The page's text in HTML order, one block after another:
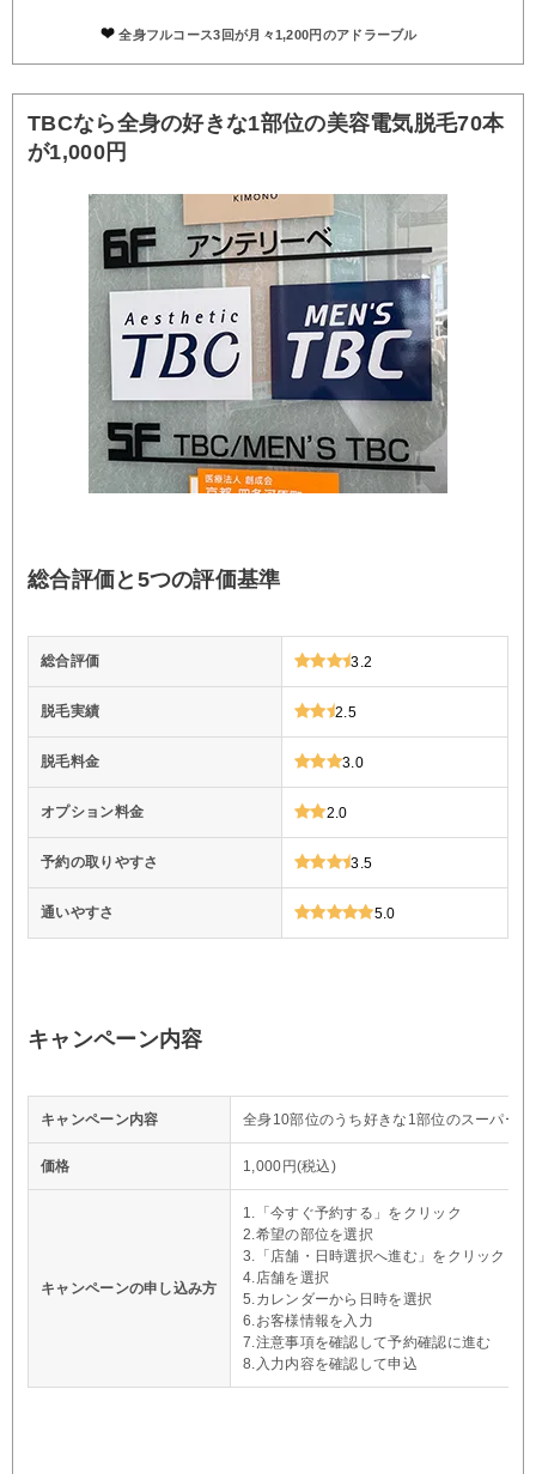
全身フルコース3回が月々1,200円のアドラーブル
TBCなら全身の好きな1部位の美容電気脱毛70本
が1,000円
総合評価と5つの評価基準
総合評価 3.2
脱毛実績 2.5
脱毛料金 3.0
オプション料金 2.0
予約の取りやすさ 3.5
通いやすさ 5.0
キャンペーン内容
キャンペーン内容 全身10部位のうち好きな1部位のスーパー
価格 1,000円(税込)
キャンペーンの申し込み方
1.「今すぐ予約する」をクリック
2.希望の部位を選択
3.「店舗・日時選択へ進む」をクリック
4.店舗を選択
5.カレンダーから日時を選択
6.お客様情報を入力
7.注意事項を確認して予約確認に進む
8.入力内容を確認して申込